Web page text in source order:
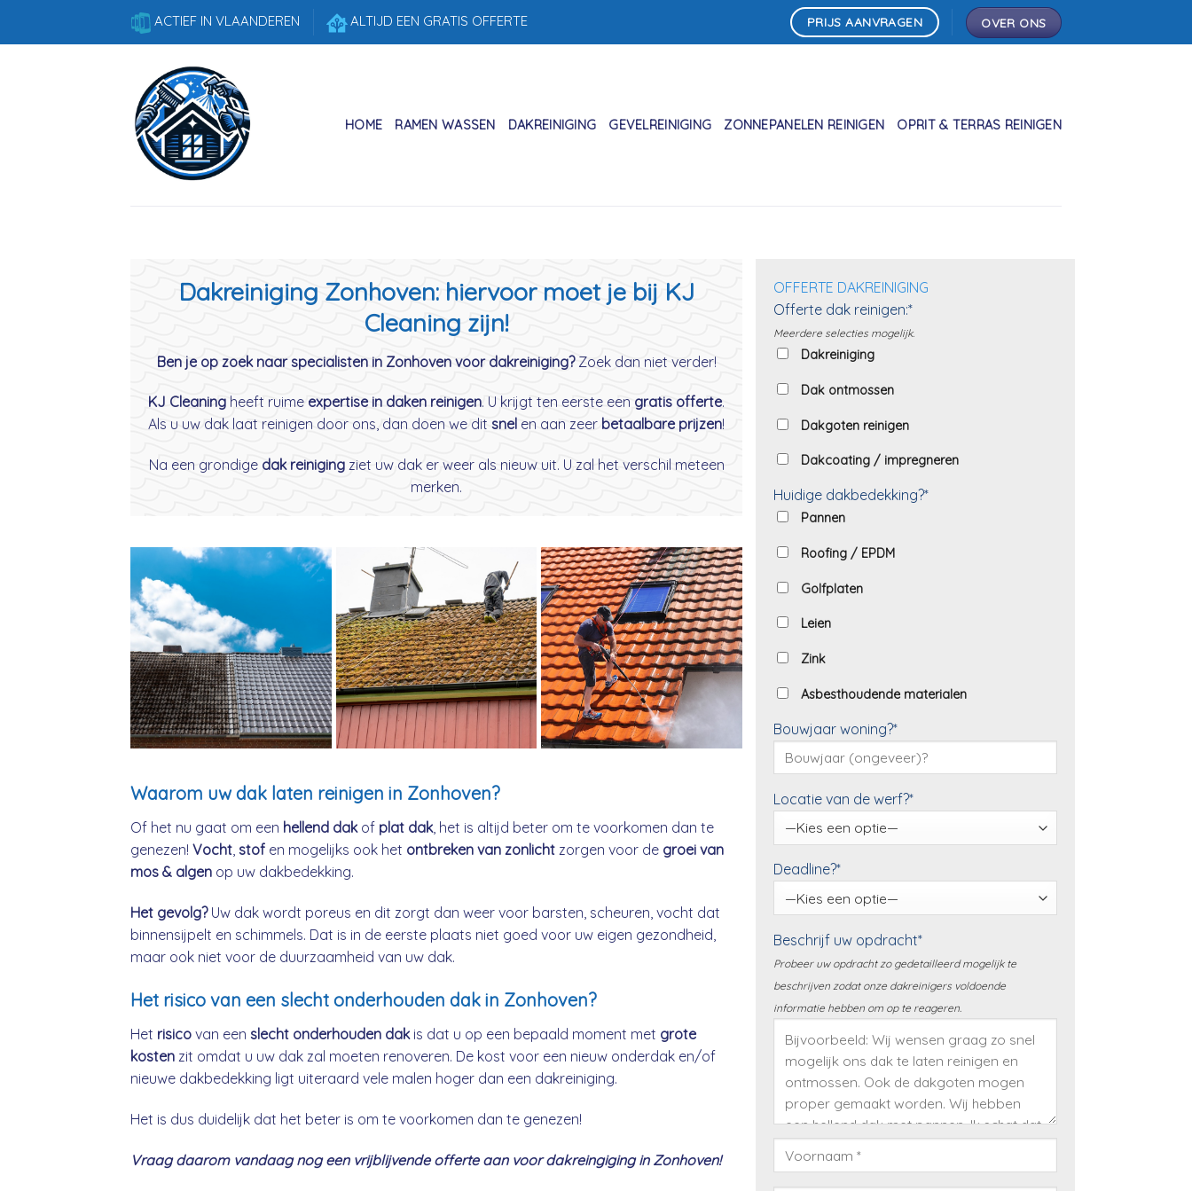
ACTIEF IN VLAANDEREN ALTIJD EEN GRATIS OFFERTE PRIJS AANVRAGEN OVER ONS
HOME RAMEN WASSEN DAKREINIGING GEVELREINIGING ZONNEPANELEN REINIGEN OPRIT & TERRAS REINIGEN
Dakreiniging Zonhoven: hiervoor moet je bij KJ
Cleaning zijn!
Ben je op zoek naar specialisten in Zonhoven voor dakreiniging?Zoek dan niet verder!
KJ Cleaning heeft ruime expertise in daken reinigen. U krijgt ten eerste een gratis offerte.
Als u uw dak laat reinigen door ons, dan doen we dit snel en aan zeer betaalbare prijzen!
Na een grondige dak reinigingziet uw dak er weer als nieuw uit. U zal het verschil meteen
merken.
Waarom uw dak laten reinigen in Zonhoven?
Of het nu gaat om een hellend dakof plat dak, het is altijd beter om te voorkomen dan te
genezen! Vocht stof en mogelijks ook het ontbreken van zonlicht zorgen voor de groei van
mos & algen op uw dakbedekking.
Het gevolg?Uw dak wordt poreus en dit zorgt dan weer voor barsten, scheuren, vocht dat
binnensijpelt en schimmels. Dat is in de eerste plaats niet goed voor uw eigen gezondheid,
maar ook niet voor de duurzaamheid van uw dak.
Het risico van een slecht onderhouden dak in Zonhoven?
Het risico van een slecht onderhouden dakis dat u op een bepaald moment met grote
kosten zit omdat u uw dak zal moeten renoveren. De kost voor een nieuw onderdak en/of
nieuwe dakbedekking ligt uiteraard vele malen hoger dan een dakreiniging.
Het is dus duidelijk dat het beter is om te voorkomen dan te genezen!
Vraag daarom vandaag nog een vrijblijvende offerte aan voor dakreingiging in Zonhoven!
OFFERTE DAKREINIGING
Offerte dak reinigen:*
Meerdere selecties mogelijk.
Dakreiniging
Dak ontmossen
Dakgoten reinigen
Dakcoating / impregneren
Huidige dakbedekking?*
Pannen
Roofing / EPDM
Golfplaten
Leien
Zink
Asbesthoudende materialen
Bouwjaar woning?*
Locatie van de werf?*
Deadline?*
Beschrijf uw opdracht*
Probeer uw opdracht zo gedetailleerd mogelijk te
beschrijven zodat onze dakreinigers voldoende
informatie hebben om op te reageren.